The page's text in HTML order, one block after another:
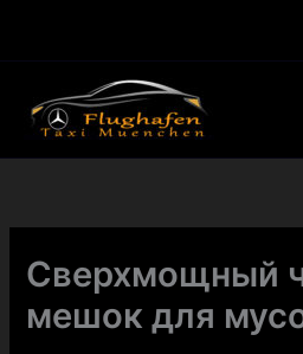
Сверхмощный
мешок для